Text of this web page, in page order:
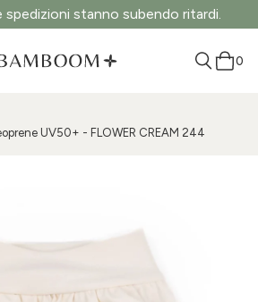
spedizioni stanno subendo ritardi.
0
UV50+ - FLOWER CREAM 244